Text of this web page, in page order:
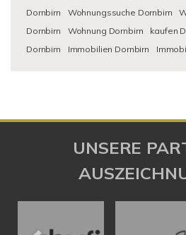
Dornbirn
Wohnungssuche Dornbirn
Dornbirn
Wohnung Dornbirn kaufen
Dornbirn
Immobilien Dornbirn
UNSERE